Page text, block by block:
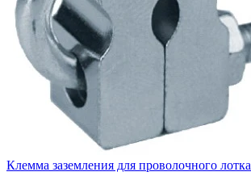
Клемма заземления для проволочного лотка